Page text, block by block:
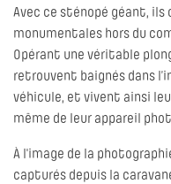
Avec ce sténopé géant, ils
monumentales hors du
Opérant une véritable
retrouvent baignés dans
véhicule, et vivent ainsi
même de leur appareil
À l'image de la
capturés depuis la